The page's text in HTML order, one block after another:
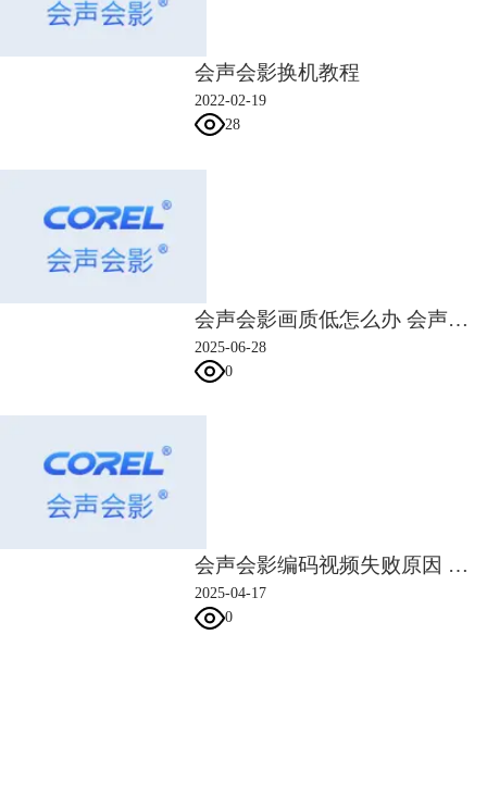
8.点击【完成】即可完成更新。
9.有部分小伙伴可能更新后打开会声会影会变卡，可
会声会影换机教程
2022-02-19
28
会声会影画质低怎么办 会声会影输出的画质怎么提高
2025-06-28
0
会声会影编码视频失败原因 会声会影编码视频失败怎么办
2025-04-17
0